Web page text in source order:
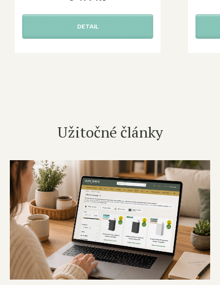
DETAIL
Užitočné články